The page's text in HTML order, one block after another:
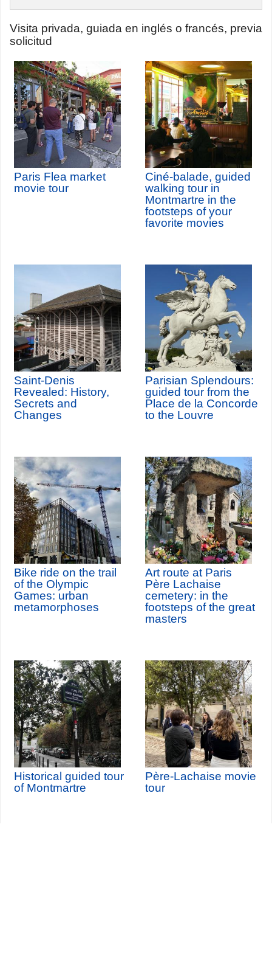
Visita privada, guiada en inglés o francés, previa
solicitud
Paris Flea market
movie tour
Ciné-balade, guided
walking tour in
Montmartre in the
footsteps of your
favorite movies
Saint-Denis
Revealed: History,
Secrets and
Changes
Parisian Splendours:
guided tour from the
Place de la Concorde
to the Louvre
Bike ride on the trail
of the Olympic
Games: urban
metamorphoses
Art route at Paris
Père Lachaise
cemetery: in the
footsteps of the great
masters
Historical guided tour
of Montmartre
Père-Lachaise movie
tour